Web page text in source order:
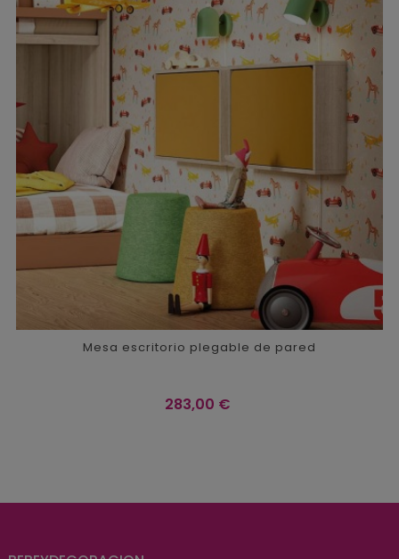
Mesa escritorio plegable de pared
Precio
283,00 €